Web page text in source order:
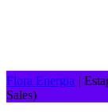
Flora Energia |
Sales)